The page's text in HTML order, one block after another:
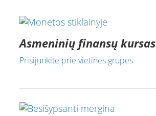
Asmeninių finansų kursas
Prisijunkite prie vietinės grupės